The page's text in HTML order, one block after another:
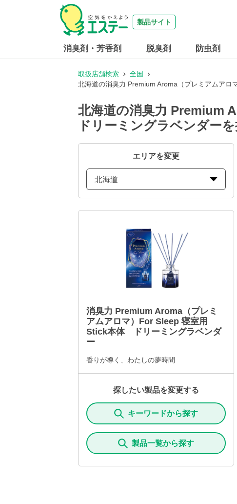
製品サイト
消臭剤・芳香剤 脱臭剤 防虫剤
取扱店舗検索
全国
北海道の消臭力 Premium Aroma（プレミアムア
北海道の消臭力 Premium
ドリーミングラベンダー
エリアを変更
北海道
消臭力 Premium Aroma（プレミ
アムアロマ）For Sleep 寝室用
Stick本体 ドリーミングラベンダ
ー
香りが導く、わたしの夢時間
探したい製品を変更する
キーワードから探す
製品一覧から探す